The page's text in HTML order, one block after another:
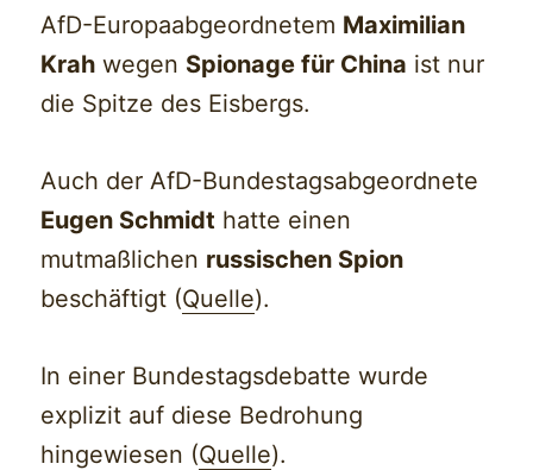
AfD-Europaabgeordnetem Maximilian
Krah wegen Spionage für China ist nur
die Spitze des Eisbergs.
Auch der AfD-Bundestagsabgeordnete
Eugen Schmidt hatte einen
mutmaßlichen russischen Spion
beschäftigt (Quelle).
In einer Bundestagsdebatte wurde
explizit auf diese Bedrohung
hingewiesen (Quelle).